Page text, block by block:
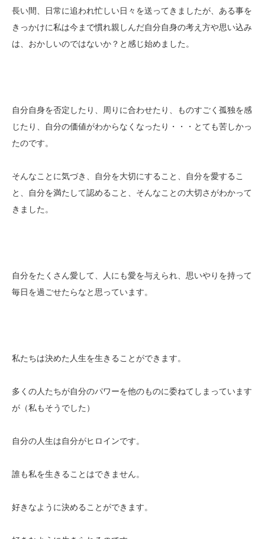
長い間、日常に追われ忙しい日々を送ってきましたが、ある事を
きっかけに私は今まで慣れ親しんだ自分自身の考え方や思い込み
は、おかしいのではないか？と感じ始めました。
自分自身を否定したり、周りに合わせたり、ものすごく孤独を感
じたり、自分の価値がわからなくなったり・・・とても苦しかっ
たのです。
そんなことに気づき、自分を大切にすること、自分を愛するこ
と、自分を満たして認めること、そんなことの大切さがわかって
きました。
自分をたくさん愛して、人にも愛を与えられ、思いやりを持って
毎日を過ごせたらなと思っています。
私たちは決めた人生を生きることができます。
多くの人たちが自分のパワーを他のものに委ねてしまっています
が（私もそうでした）
自分の人生は自分がヒロインです。
誰も私を生きることはできません。
好きなように決めることができます。